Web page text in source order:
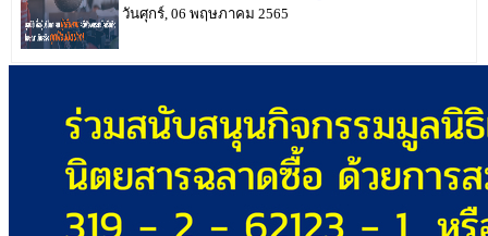
วันศุกร์, 06 พฤษภาคม 2565